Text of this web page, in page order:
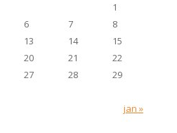
jan »
1
6 7
8
13 14
15
20 21
22
27 28
29